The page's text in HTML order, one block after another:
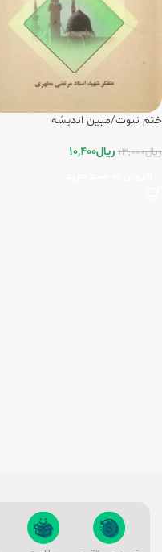
ختم نبوت/مبین اندیشه
ریال13,000 ریال10,400